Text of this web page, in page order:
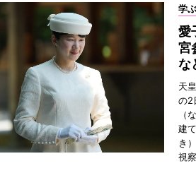
学
愛
宮
な
天
の2
（
建
き
視